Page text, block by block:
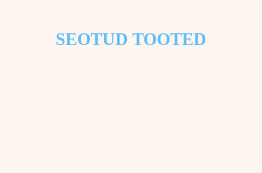
SEOTUD TOOTED